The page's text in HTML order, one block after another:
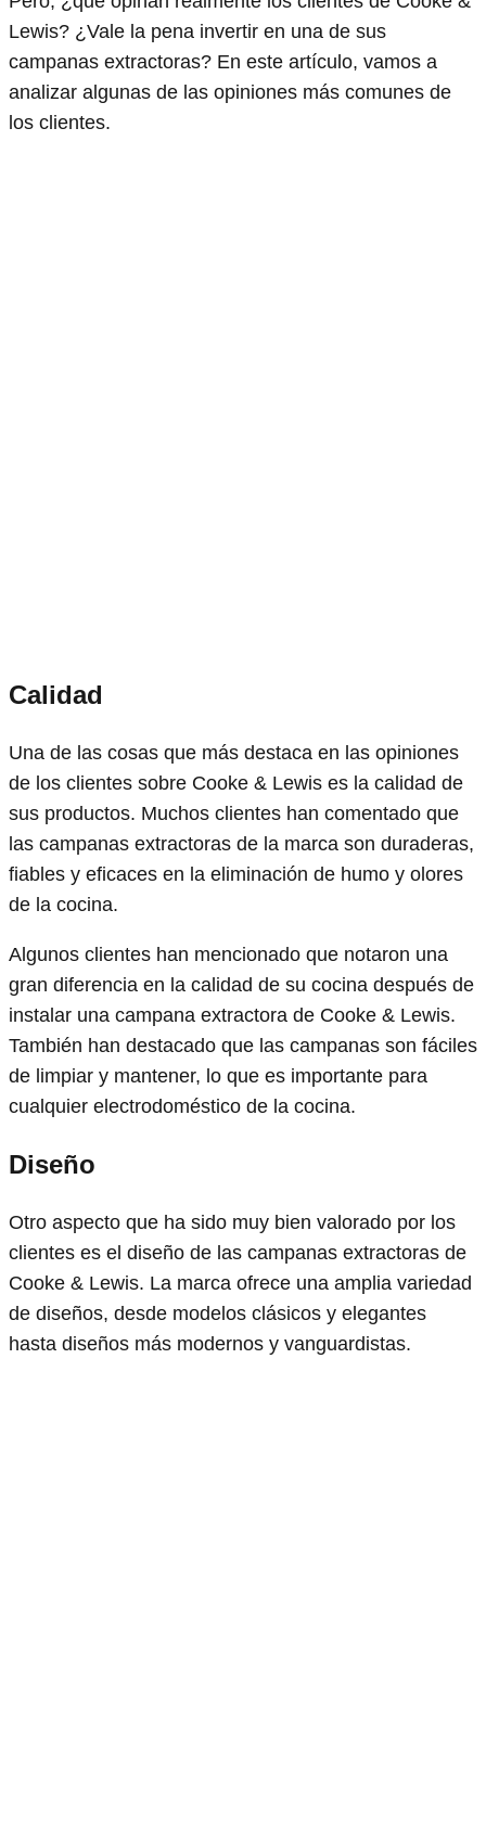
Lewis? ¿Vale la pena invertir en una de sus
campanas extractoras? En este artículo, vamos a
analizar algunas de las opiniones más comunes de
los clientes.
Calidad
Una de las cosas que más destaca en las opiniones
de los clientes sobre Cooke & Lewis es la calidad de
sus productos. Muchos clientes han comentado que
las campanas extractoras de la marca son duraderas,
fiables y eficaces en la eliminación de humo y olores
de la cocina.
Algunos clientes han mencionado que notaron una
gran diferencia en la calidad de su cocina después de
instalar una campana extractora de Cooke & Lewis.
También han destacado que las campanas son fáciles
de limpiar y mantener, lo que es importante para
cualquier electrodoméstico de la cocina.
Diseño
Otro aspecto que ha sido muy bien valorado por los
clientes es el diseño de las campanas extractoras de
Cooke & Lewis. La marca ofrece una amplia variedad
de diseños, desde modelos clásicos y elegantes
hasta diseños más modernos y vanguardistas.